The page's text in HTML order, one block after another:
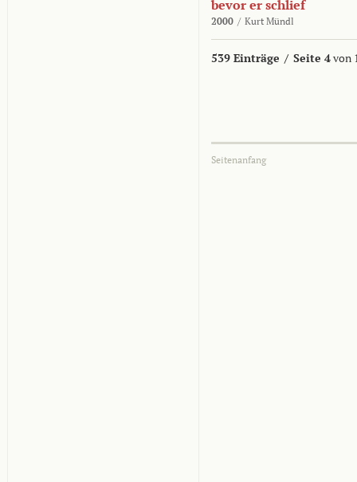
bevor er schlief
2000 / Kurt Mündl
539 Einträge / Seite 4von
Seitenanfang